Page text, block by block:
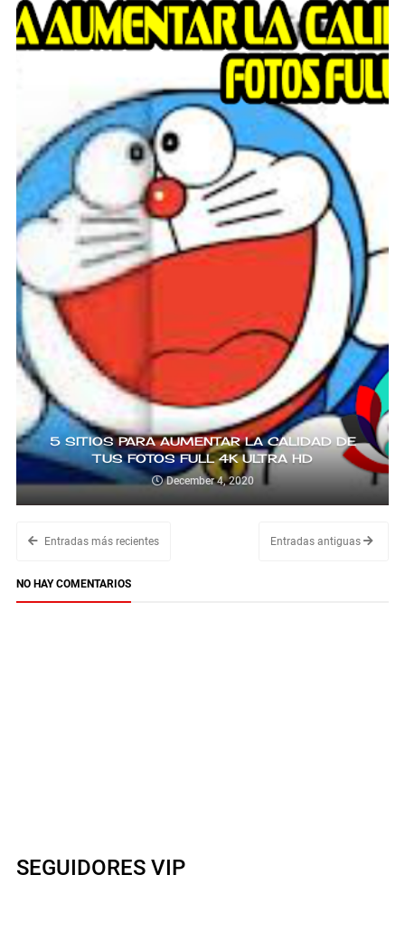
5 SITIOS PARA AUMENTAR LA CALIDAD DE
TUS FOTOS FULL 4K ULTRA HD
December 4, 2020
Entradas más recientes Entradas antiguas
NO HAY COMENTARIOS
SEGUIDORES VIP